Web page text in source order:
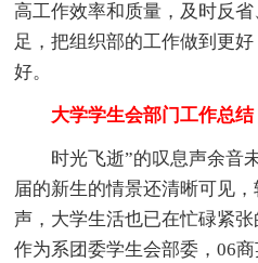
高工作效率和质量，及时反
足，把组织部的工作做到更
好。
大学学生会部门工作总结
时光飞逝”的叹息声余音
届的新生的情景还清晰可见
声，大学生活也已在忙碌紧张
作为系团委学生会部委，06